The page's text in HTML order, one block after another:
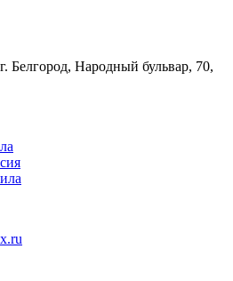
Белгород, Народный бульвар, 70,